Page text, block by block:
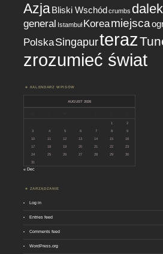
AzjaBliski Wschódcrumbs
general Istambuł Koreamiejsca
PolskaSingapurteraz
zrozumieć świat
KALENDARZ WPISÓW
AUGUST 2026
1
2
3
4 5 6 7 8
9
10
11 12 13 14 15
16
17
18 19 20 21 22
23
24
25 26 27 28 29
30
31
« Dec
ZARZĄDZANIE
Log in
Entries feed
Comments feed
WordPress.org